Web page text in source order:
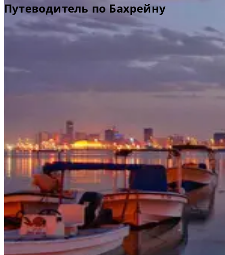
Путеводитель по Бахрейну
Полезная информация
Информация об аэропорте
Добро пожаловать в Бахрейн
Любители природы, солнца и истории полюбят
Бахрейн. Окруженный неглубокими водоемами и
известный своими редкими птицами, местами
археологических раскопок и живописными пляжами,
Бахрейн действительно может предложить каждому
что-нибудь интересное.
Что посмотреть и чем заняться в Бахрейне